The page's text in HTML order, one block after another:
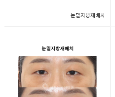
눈밑지방재배치